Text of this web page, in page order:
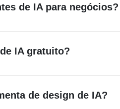
de IA para negócios?
IA gratuito?
de design de IA?